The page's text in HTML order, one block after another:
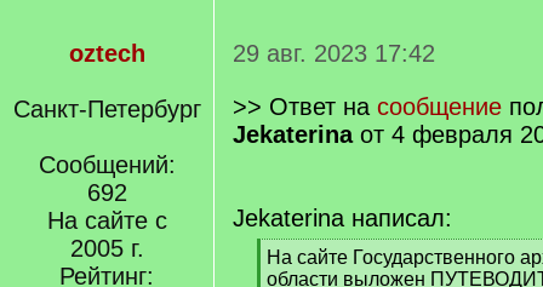
oztech
Санкт-Петербург
Сообщений:
692
На сайте с
2005 г.
Рейтинг:
29 авг. 2023 17:42
>> Ответ на сообщение
Jekaterinaот 4 февраля
Jekaterina написал:
[
q
На сайте Государственного
области выложен